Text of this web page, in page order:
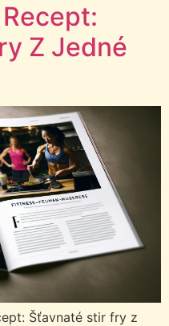
Z Jedné
Šťavnaté stir fry z